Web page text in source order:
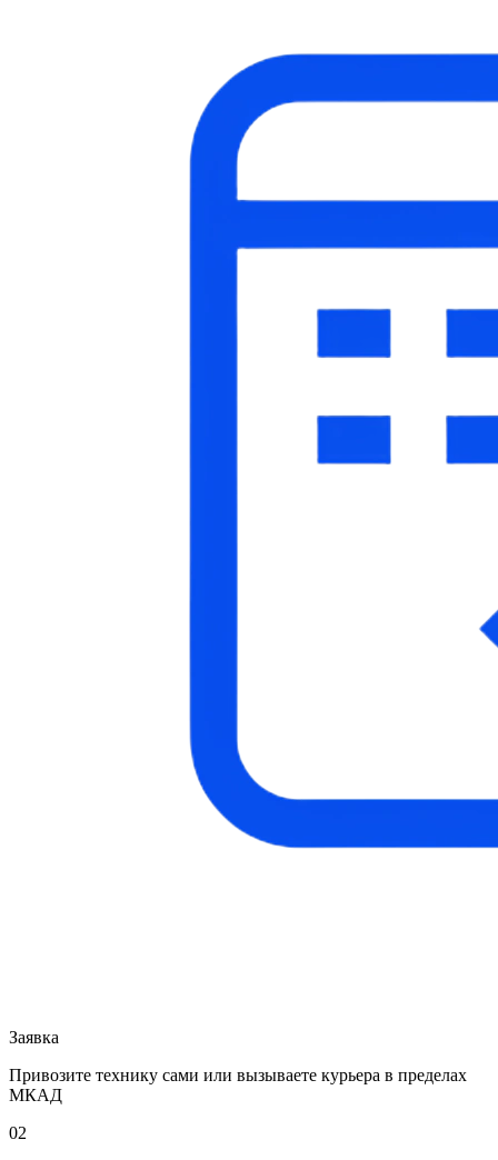
Заявка
Привозите технику сами или вызываете курьера в пределах
МКАД
02